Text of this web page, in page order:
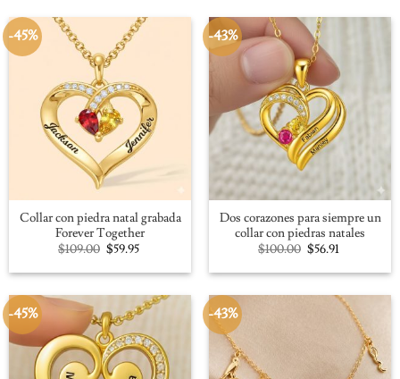
-45%
Collar con piedra natal grabada
Forever Together
$109.00 Original
price
was:
$59.95Current
is:
-43%
Dos corazones para siempre un
collar con piedras natales
$100.00 Original
price
was:
$56.91Current
is:
-45% -43%